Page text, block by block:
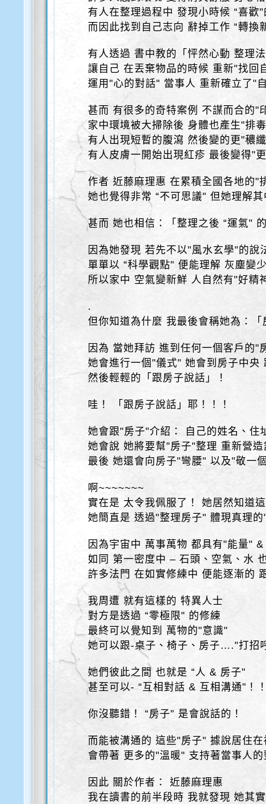
有人在整理過程中 發現小時候 “喜歡
而因此找到自己志向 辭掉工作 “轉換
有人透過 書中教的「怦然心動 整理
讓自己 在丟棄物品的時候 重新"找回
運用"心的對話" 當事人 重新確立了"
甚而 有很多的奇特案例 不謀而合的"
家中環境被大掃除後 身體也產生"排
有人出現短暫的腹瀉 然後變的更"穠
有人皮膚一開始出現紅疹 最後變得"
作者 近藤麻理惠 在累積全國各地的"
她也覺得非常 “不可思議" 但她理解
甚而 她也相信：「整理之後 “運氣"
因為她發現 若先不以"風水玄學"的說
單單以 “科學觀點" 便能理解 灰塵變
所以家中 空氣變新鮮 人自然有"好精
.
但你知道為什麼 我最後會稱她為：
因為 當她拜訪 進到任何一個客戶的"
她會進行一個"儀式" 她會到房子中央
然後輕輕的「跟房子說話」！
哇！ 「跟房子說話」耶！！！
她會跟"房子"介紹： 自己的姓名、住
她會說 她將要幫"房子"整理 重新營
最後 她還會向房子"彎腰" 以及"敬一
啊~~~~~~~
實在是 太令我佩服了！ 她居然知道
她簡直是 透過"整理房子" 體現真理
因為宇宙中 萬事萬物 都具有"能量"
如同 第一密度中 – 石頭、空氣、水
許多法門 在如實修練中 便能逐漸的
我周遭 就有這樣的 特異人士
對方是透過 “零極限" 的修練
最終可以覺知到 萬物的"意識"
她可以跟-桌子、椅子、房子…."打招
她們彼此之間 也就是 “人 & 房子"
甚至可以- “互相對話 & 互相溝通"！
你沒聽錯！ “房子" 是會說話的！
而能被溝通的 這些"房子" 據說居住
會帶著 更多的"溫暖" 支持著當事人
因此 關於作者： 近藤麻理惠
我在讀書的前半段時 我就發現 她其